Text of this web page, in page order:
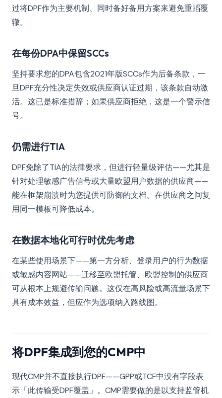
过将DPF作为主要机制、同时备好备用方案来避免重蹈覆
辙。
在每份DPA中保留SCCs
坚持要求您的DPA包含2021年版SCCs作为后备条款，一
旦DPF充分性决定失效或供应商认证过期，该条款自动激
活。这已是标准措辞；如果供应商拒绝，这是一个警示信
号。
仍需进行TIA
DPF免除了TIA的法律要求，但进行轻量级评估——尤其是
针对处理敏感广告信号或大量欧盟用户数据的供应商——
能在框架崩溃时为您提供可防御的文档。在供应商之间复
用同一模板可降低成本。
在数据本地化可行时优先考虑
在某些使用场景下——第一方分析、登录用户的行为数据
或敏感内容网站——迁移至欧盟托管、欧盟控制的供应商
可从根本上规避传输问题。这仅在高风险或高流量场景下
具有成本效益，但应作为选项纳入路线图。
将DPF集成到您的CMP中
现代CMP并不直接执行DPF——GPP或TCF中没有字段表
示「此传输受DPF覆盖」。CMP需要做的是以支持监管机